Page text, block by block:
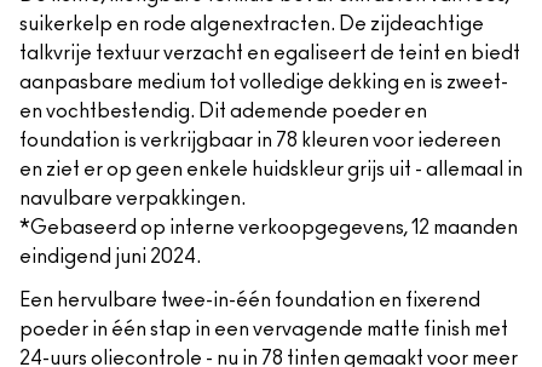
suikerkelp en rode algenextracten. De zijdeachtige
talkvrije textuur verzacht en egaliseert de teint en biedt
aanpasbare medium tot volledige dekking en is zweet-
en vochtbestendig. Dit ademende poeder en
foundation is verkrijgbaar in 78 kleuren voor iedereen
en ziet er op geen enkele huidskleur grijs uit - allemaal in
navulbare verpakkingen.
*Gebaseerd op interne verkoopgegevens, 12 maanden
eindigend juni 2024.
Een hervulbare twee-in-één foundation en fixerend
poeder in één stap in een vervagende matte finish met
24-uurs oliecontrole - nu in 78 tinten gemaakt voor meer